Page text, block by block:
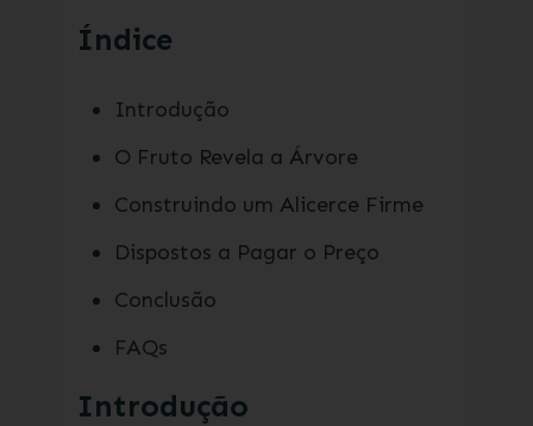
Índice
Introdução
O Fruto Revela a Árvore
Construindo um Alicerce Firme
Dispostos a Pagar o Preço
Conclusão
FAQs
Introdução